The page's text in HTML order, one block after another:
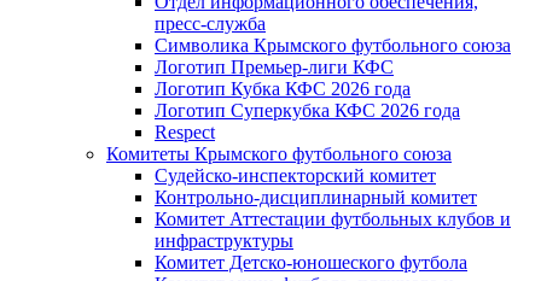
пресс-служба
Символика Крымского футбольного союза
Логотип Премьер-лиги КФС
Логотип Кубка КФС 2026 года
Логотип Суперкубка КФС 2026 года
Respect
Комитеты Крымского футбольного союза
Судейско-инспекторский комитет
Контрольно-дисциплинарный комитет
Комитет Аттестации футбольных клубов и
инфраструктуры
Комитет Детско-юношеского футбола